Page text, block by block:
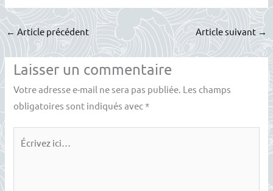
← Article précédent Article suivant→
Laisser un commentaire
Votre adresse e-mail ne sera pas publiée. Les champs
obligatoires sont indiqués avec*
Écrivez